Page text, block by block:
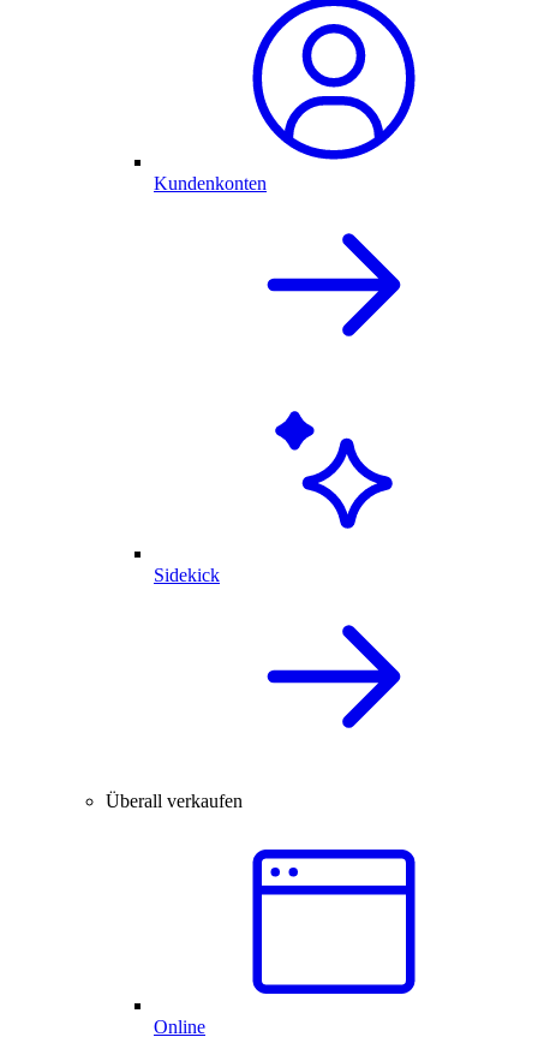
Kundenkonten
Sidekick
Überall verkaufen
Online